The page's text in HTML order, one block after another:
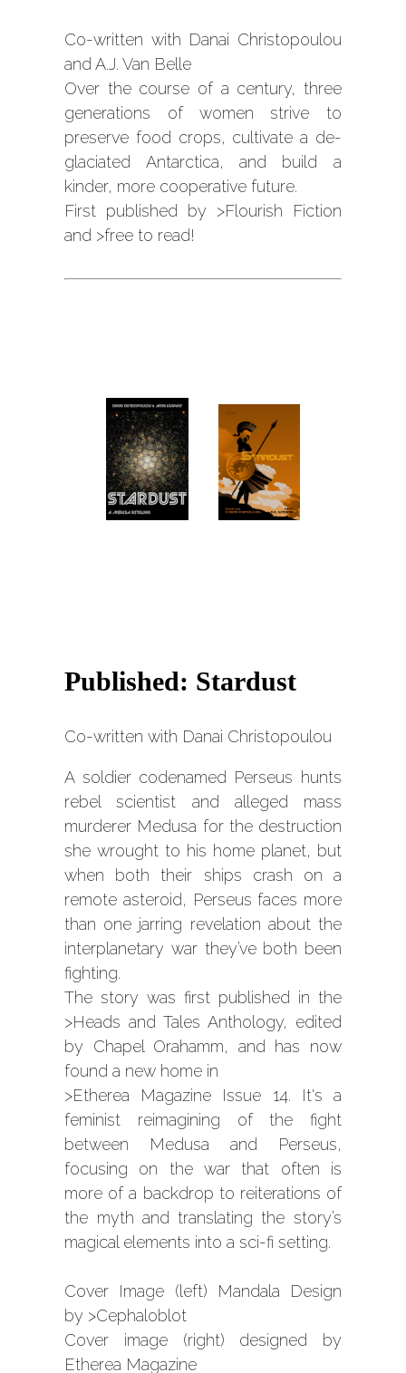
Co-written with Danai Christopoulou
and A.J. Van Belle
Over the course of a century, three
generations of women strive to
preserve food crops, cultivate a de-
glaciated Antarctica, and build a
kinder, more cooperative future.
First published by >Flourish Fiction
and >free to read!
Published: Stardust
Co-written with Danai Christopoulou
A soldier codenamed Perseus hunts
rebel scientist and alleged mass
murderer Medusa for the destruction
she wrought to his home planet, but
when both their ships crash on a
remote asteroid, Perseus faces more
than one jarring revelation about the
interplanetary war they’ve both been
fighting.
The story was first published in the
>Heads and Tales Anthology, edited
by Chapel Orahamm, and has now
found a new home in
>Etherea Magazine Issue 14. It's a
feminist reimagining of the fight
between Medusa and Perseus,
focusing on the war that often is
more of a backdrop to reiterations of
the myth and translating the story’s
magical elements into a sci-fi setting.
Cover Image (left) Mandala Design
by >Cephaloblot
Cover image (right) designed by
Etherea Magazine